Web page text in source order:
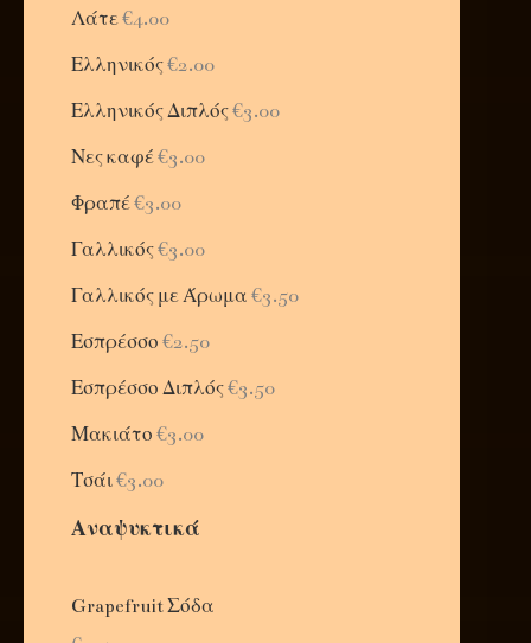
Λάτε€4.00
Ελληνικός€2.00
Ελληνικός Διπλός€3.00
Νες καφέ€3.00
Φραπέ€3.00
Γαλλικός€3.00
Γαλλικός με Άρωμα€3.50
Εσπρέσσο€2.50
Εσπρέσσο Διπλός€3.50
Μακιάτο€3.00
Τσάι€3.00
Αναψυκτικά
Grapefruit Σόδα